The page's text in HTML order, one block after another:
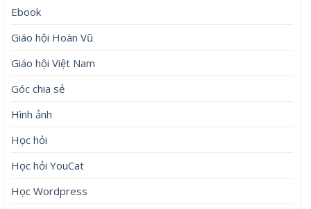
Ebook
Giáo hội Hoàn Vũ
Giáo hội Việt Nam
Góc chia sẻ
Hình ảnh
Học hỏi
Học hỏi YouCat
Học Wordpress